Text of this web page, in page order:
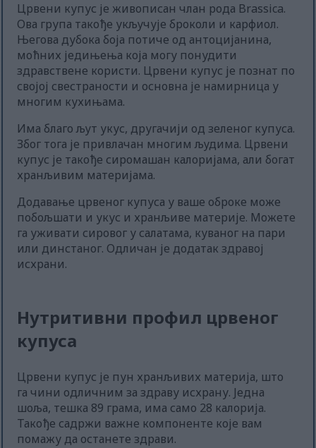
Црвени купус је живописан члан рода Brassica.
Ова група такође укључује броколи и карфиол.
Његова дубока боја потиче од антоцијанина,
моћних једињења која могу понудити
здравствене користи. Црвени купус је познат по
својој свестраности и основна је намирница у
многим кухињама.
Има благо љут укус, другачији од зеленог купуса.
Због тога је привлачан многим људима. Црвени
купус је такође сиромашан калоријама, али богат
хранљивим материјама.
Додавање црвеног купуса у ваше оброке може
побољшати и укус и хранљиве материје. Можете
га уживати сировог у салатама, куваног на пари
или динстаног. Одличан је додатак здравој
исхрани.
Нутритивни профил црвеног
купуса
Црвени купус је пун хранљивих материја, што
га чини одличним за здраву исхрану. Једна
шоља, тешка 89 грама, има само 28 калорија.
Такође садржи важне компоненте које вам
помажу да останете здрави.